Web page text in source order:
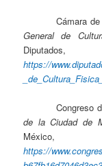
Cámara
General de
https://
Congreso
de la Ciudad de
https://